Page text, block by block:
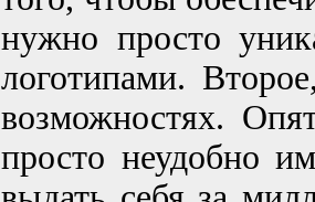
нужно просто
логотипами.
возможностях.
просто неудобно